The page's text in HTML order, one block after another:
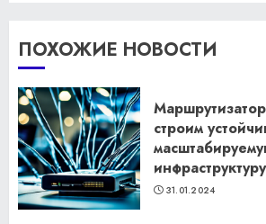
ПОХОЖИЕ НОВОСТИ
строим
инфраструктуру
31.01.2024